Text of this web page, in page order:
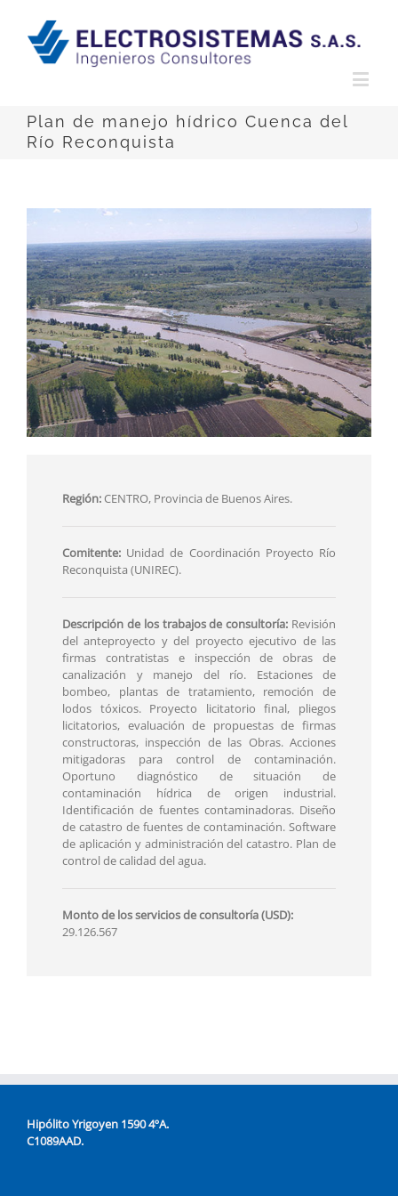
Plan de manejo hídrico Cuenca del
Río Reconquista
Región: CENTRO, Provincia de Buenos Aires.
Comitente: Unidad de Coordinación Proyecto Río
Reconquista (UNIREC).
Descripción de los trabajos de consultoría: Revisión
del anteproyecto y del proyecto ejecutivo de las
firmas contratistas e inspección de obras de
canalización y manejo del río. Estaciones de
bombeo, plantas de tratamiento, remoción de
lodos tóxicos. Proyecto licitatorio final, pliegos
licitatorios, evaluación de propuestas de firmas
constructoras, inspección de las Obras. Acciones
mitigadoras para control de contaminación.
Oportuno diagnóstico de situación de
contaminación hídrica de origen industrial.
Identificación de fuentes contaminadoras. Diseño
de catastro de fuentes de contaminación. Software
de aplicación y administración del catastro. Plan de
control de calidad del agua.
Monto de los servicios de consultoría (USD):
29.126.567
Hipólito Yrigoyen 1590 4ºA.
C1089AAD.